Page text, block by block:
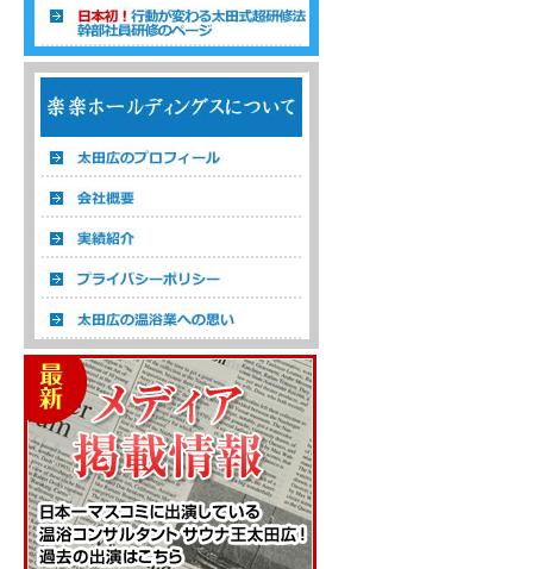
温浴経営コンサルタント 株式会社楽楽ホ